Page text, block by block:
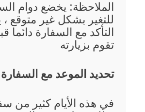
الملاحظة: يخضع دوام
للتغير بشكل غير متوقع
التأكد مع السفارة دائما
تقوم بزيارته
تحديد الموعد مع السفارة
في هذه الأيام كثير من